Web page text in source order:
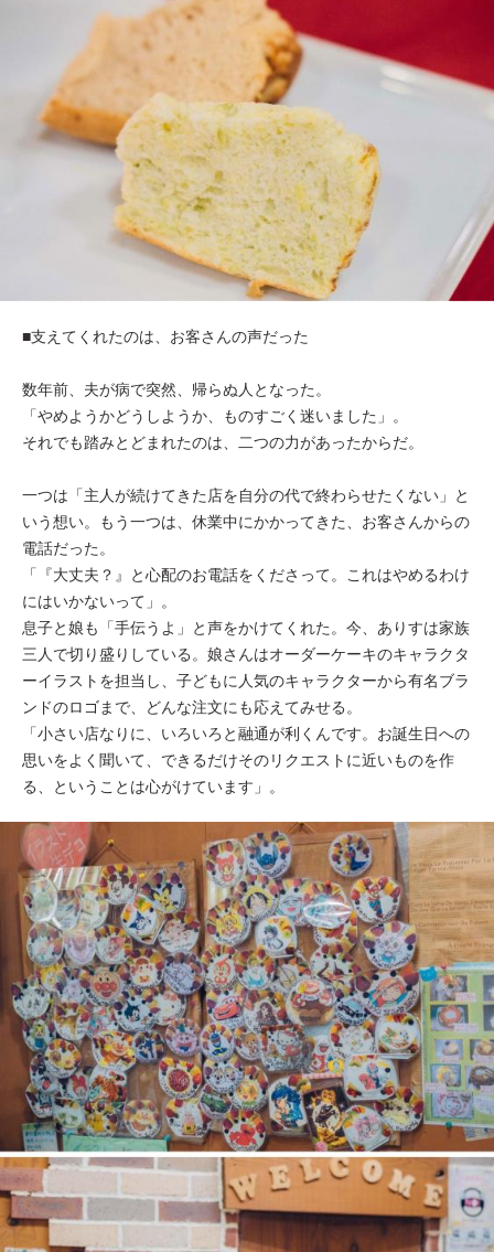
■支えてくれたのは、お客さんの声だった
数年前、夫が病で突然、帰らぬ人となった。
「やめようかどうしようか、ものすごく迷いました」。
それでも踏みとどまれたのは、二つの力があったからだ。
一つは「主人が続けてきた店を自分の代で終わらせたくない」と
いう想い。もう一つは、休業中にかかってきた、お客さんからの
電話だった。
「『大丈夫？』と心配のお電話をくださって。これはやめるわけ
にはいかないって」。
息子と娘も「手伝うよ」と声をかけてくれた。今、ありすは家族
三人で切り盛りしている。娘さんはオーダーケーキのキャラクタ
ーイラストを担当し、子どもに人気のキャラクターから有名ブラ
ンドのロゴまで、どんな注文にも応えてみせる。
「小さい店なりに、いろいろと融通が利くんです。お誕生日への
思いをよく聞いて、できるだけそのリクエストに近いものを作
る、ということは心がけています」。